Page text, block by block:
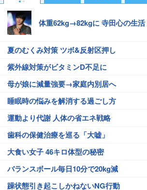
体重62kg→82kgに 寺田心の生活
夏のむくみ対策 ツボ&反射区押し
紫外線対策がビタミンD不足に
母が娘に減量強要→家庭内別居へ
睡眠時の悩みを解消する過ごし方
運動より代謝 人体の省エネ戦略
歯科の保健治療を巡る「大嘘」
大食い女子 46キロ体型の秘密
バランスボール毎日10分で20kg減
躁状態引き起こしかねないNG行動